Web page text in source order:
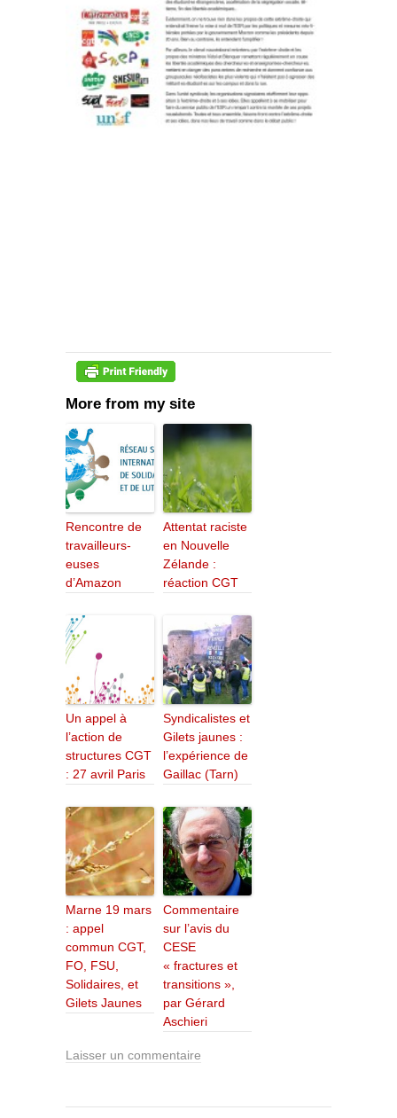
More from my site
Rencontre de
travailleurs-
euses
d’Amazon
Attentat raciste
en Nouvelle
Zélande :
réaction CGT
Un appel à
l’action de
structures CGT
: 27 avril Paris
Syndicalistes et
Gilets jaunes :
l’expérience de
Gaillac (Tarn)
Marne 19 mars
: appel
commun CGT,
FO, FSU,
Solidaires, et
Gilets Jaunes
Commentaire
sur l’avis du
CESE
« fractures et
transitions »,
par Gérard
Aschieri
Laisser un commentaire